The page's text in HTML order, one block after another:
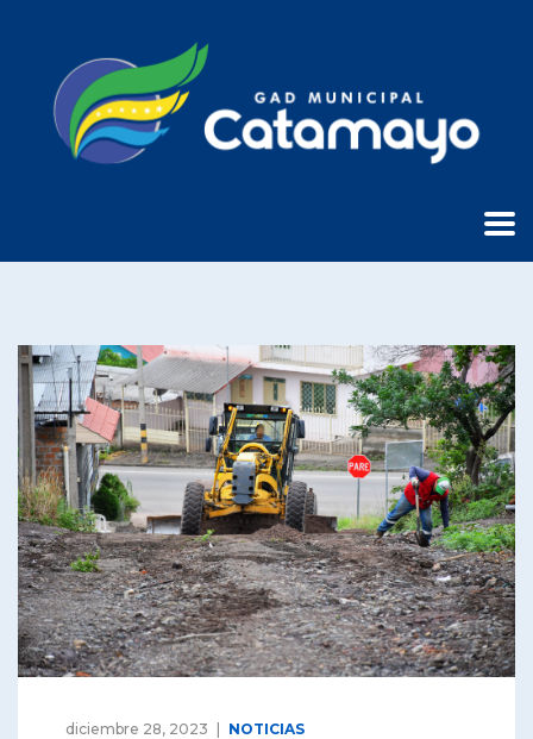
diciembre 28, 2023 NOTICIAS